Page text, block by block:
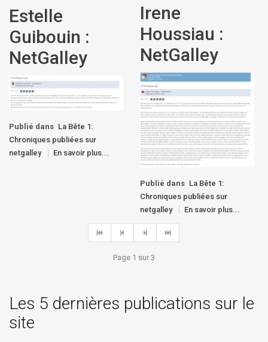
Irene
Houssiau :
NetGalley
Publié dans La Bête 1:
Chroniques publiées sur
netgalley
En savoir plus...
Estelle
Guibouin :
NetGalley
Publié dans La Bête 1:
Chroniques publiées sur
netgalley
En savoir plus...
Page 1 sur 3
Les 5 dernières publications sur le
site